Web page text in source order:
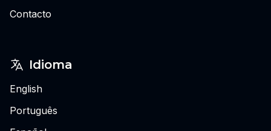
Contacto
Idioma
English
Português